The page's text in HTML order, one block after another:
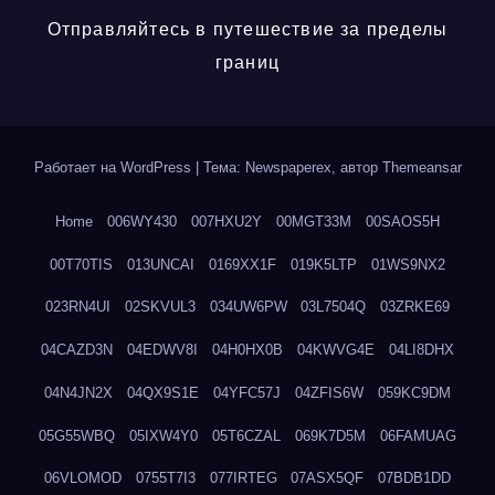
Отправляйтесь в путешествие за пределы
границ
Работает на WordPress Тема: Newspaperex, автор Themeansar
Home 006WY430 007HXU2Y 00MGT33M 00SAOS5H
00T70TIS 013UNCAI 0169XX1F 019K5LTP 01WS9NX2
023RN4UI 02SKVUL3 034UW6PW 03L7504Q 03ZRKE69
04CAZD3N 04EDWV8I 04H0HX0B 04KWVG4E 04LI8DHX
04N4JN2X 04QX9S1E 04YFC57J 04ZFIS6W 059KC9DM
05G55WBQ 05IXW4Y0 05T6CZAL 069K7D5M 06FAMUAG
06VLOMOD 0755T7I3 077IRTEG 07ASX5QF 07BDB1DD